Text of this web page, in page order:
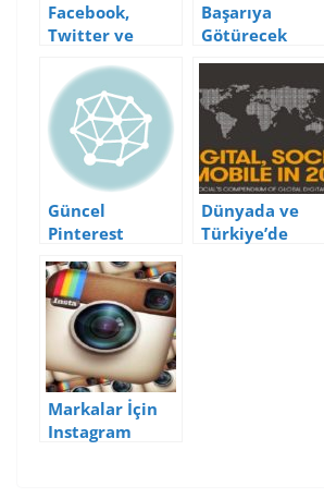
Facebook,
Twitter ve
Kullanıcılar En
Çok Ne
Yapıyor?
(İnfografik)
Başarıya
Götürecek
Twitter
İstatistikleri
Güncel
Pinterest
İstatistikleri
Dünyada ve
Türkiye’de
Markalar İçin
Instagram